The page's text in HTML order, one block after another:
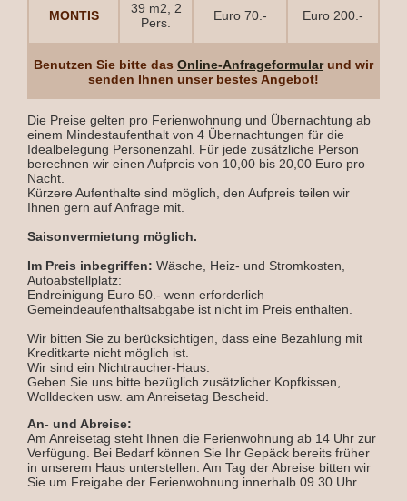
MONTIS
39 m2, 2
Pers.
Euro 70.- Euro 200.-
Benutzen Sie bitte das Online-Anfrageformularund wir
senden Ihnen unser bestes Angebot!
Die Preise gelten pro Ferienwohnung und Übernachtung ab
einem Mindestaufenthalt von 4 Übernachtungen für die
Idealbelegung Personenzahl. Für jede zusätzliche Person
berechnen wir einen Aufpreis von 10,00 bis 20,00 Euro pro
Nacht.
Kürzere Aufenthalte sind möglich, den Aufpreis teilen wir
Ihnen gern auf Anfrage mit.
Saisonvermietung möglich.
Im Preis inbegriffen: Wäsche, Heiz- und Stromkosten,
Autoabstellplatz:
Endreinigung Euro 50.- wenn erforderlich
Gemeindeaufenthaltsabgabe ist nicht im Preis enthalten.
Wir bitten Sie zu berücksichtigen, dass eine Bezahlung mit
Kreditkarte nicht möglich ist.
Wir sind ein Nichtraucher-Haus.
Geben Sie uns bitte bezüglich zusätzlicher Kopfkissen,
Wolldecken usw. am Anreisetag Bescheid.
An- und Abreise:
Am Anreisetag steht Ihnen die Ferienwohnung ab 14 Uhr zur
Verfügung. Bei Bedarf können Sie Ihr Gepäck bereits früher
in unserem Haus unterstellen. Am Tag der Abreise bitten wir
Sie um Freigabe der Ferienwohnung innerhalb 09.30 Uhr.